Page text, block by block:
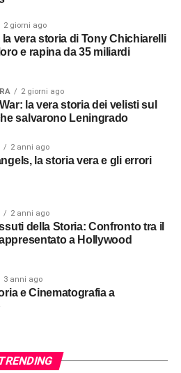
2 giorni ago
e rapina da 35 miliardi
2 giorni ago
salvarono Leningrado
2 anni ago
2 anni ago
a Hollywood
3 anni ago
TRENDING